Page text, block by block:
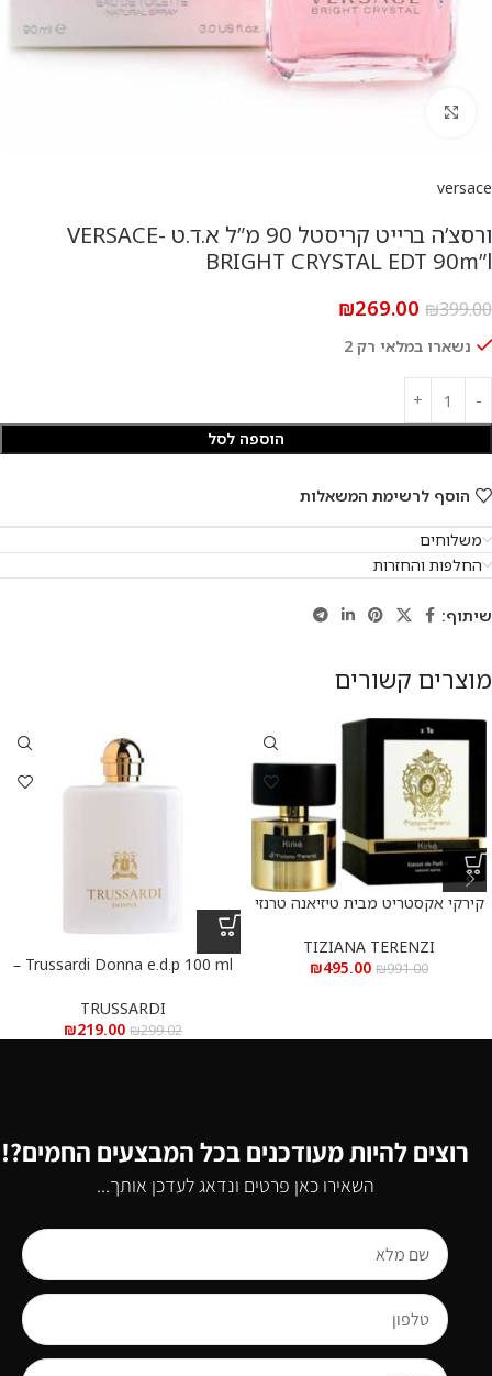
versace
ורסצ’ה ברייט קריסטל 90 מ”ל א.ד.ט -VERSACE
BRIGHT CRYSTAL EDT 90m”l
₪399.00
₪269.00
נשארו במלאי רק 2
הוספה לסל
הוסף לרשימת המשאלות
משלוחים
החלפות והחזרות
שיתוף:
מוצרים קשורים
קירקי אקסטריט מבית טיזיאנה טרנזי
Parfum 100 ml
TIZIANA TERENZI
₪991.00
₪495.00
Trussardi Donna e.d.p 100 ml –
TRUSSARDI
₪299.02
₪219.00
רוצים להיות מעודכנים בכל המבצעים החמים?!
השאירו כאן פרטים ונדאג לעדכן אותך...